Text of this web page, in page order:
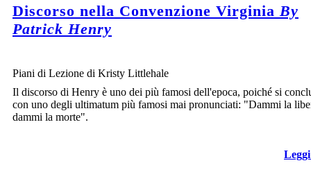
Discorso nella Convenzione VirginiaBy
Patrick Henry
Piani di Lezione di Kristy Littlehale
Il discorso di Henry è uno dei più famosi dell'epoca, poiché si
con uno degli ultimatum più famosi mai pronunciati: "Dammi la
dammi la morte".